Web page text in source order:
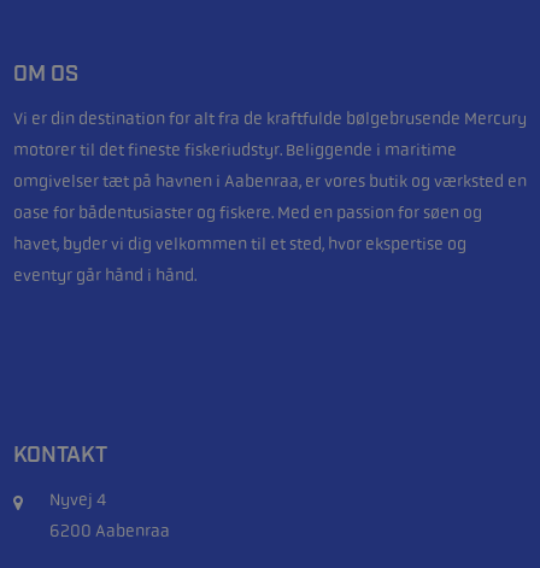
OM OS
Vi er din destination for alt fra de kraftfulde bølgebrusende Mercury
motorer til det fineste fiskeriudstyr. Beliggende i maritime
omgivelser tæt på havnen i Aabenraa, er vores butik og værksted en
oase for bådentusiaster og fiskere. Med en passion for søen og
havet, byder vi dig velkommen til et sted, hvor ekspertise og
eventyr går hånd i hånd.
KONTAKT
Nyvej 4
6200 Aabenraa